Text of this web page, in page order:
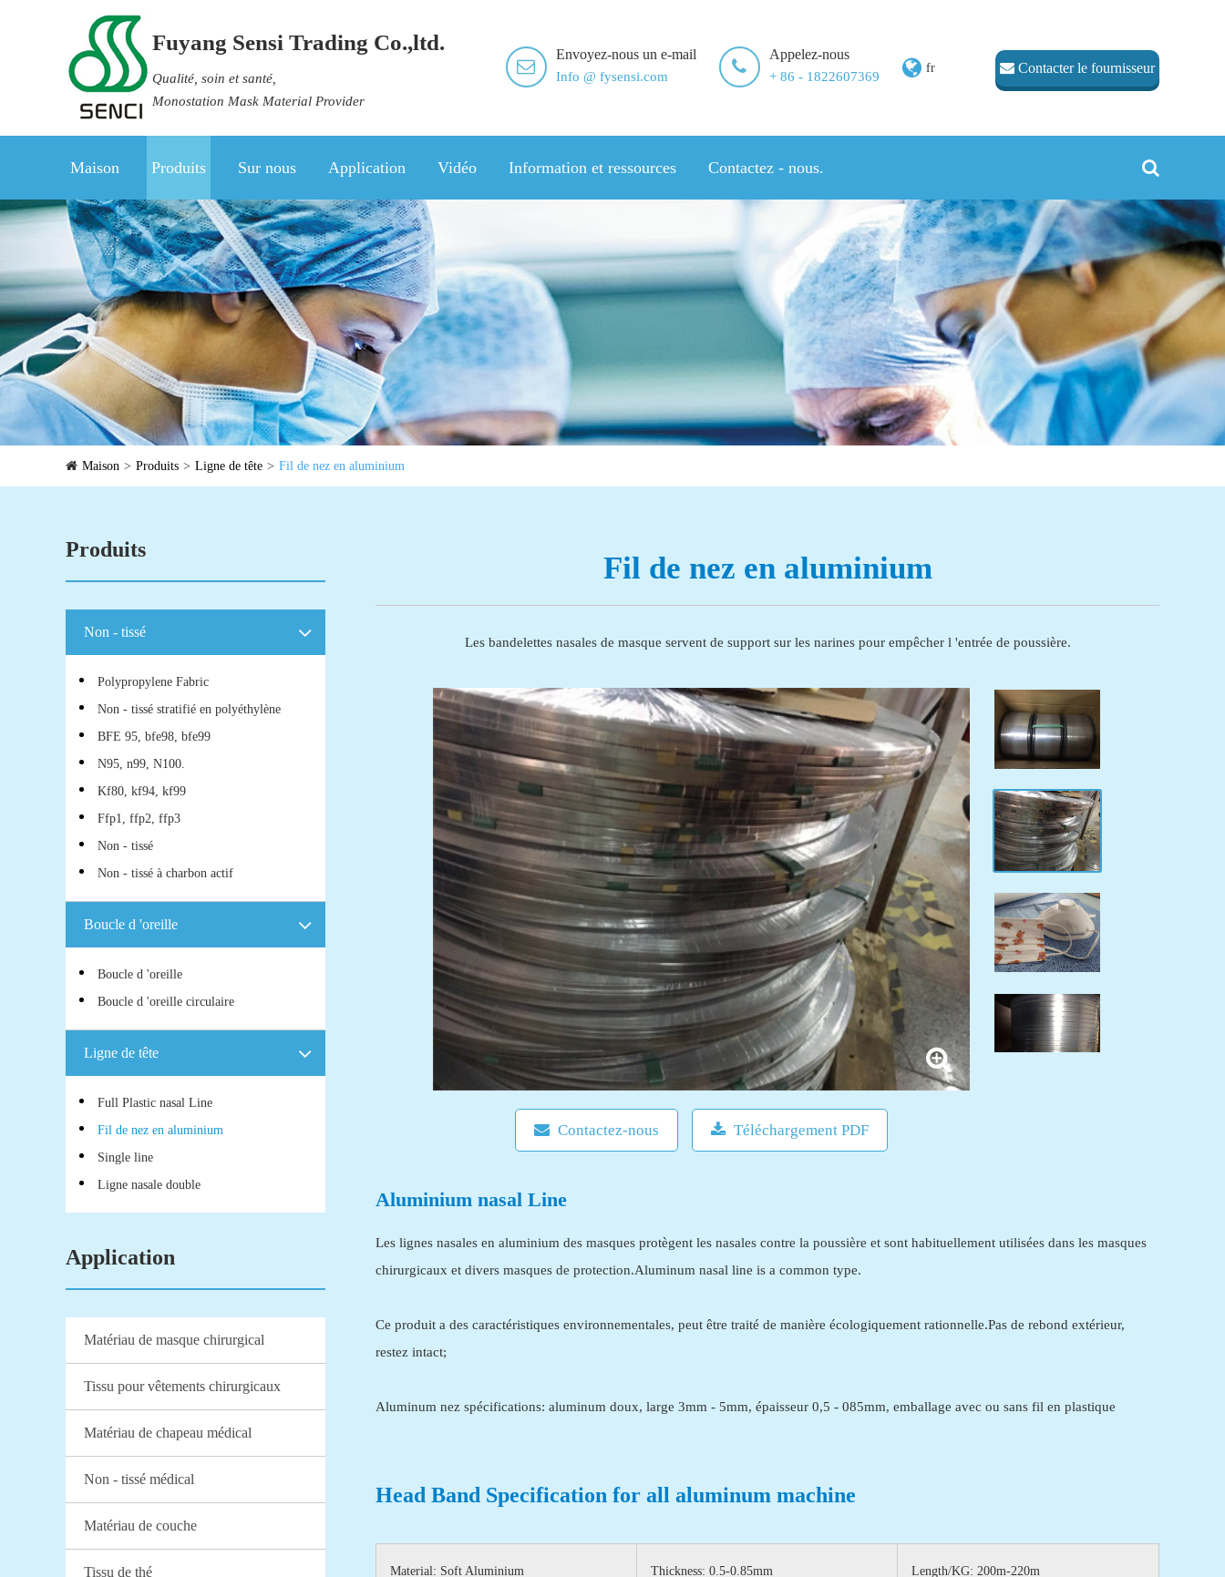
Fuyang Sensi Trading Co.,ltd.
Qualité, soin et santé,
Monostation Mask Material Provider
Envoyez-nous un e-mail
Info @ fysensi.com
Appelez-nous
+ 86 - 1822607369
fr Contacter le fournisseur
Maison Produits Sur nous Application Vidéo Information et ressources Contactez - nous.
Maison Produits Ligne de tête Fil de nez en aluminium
Produits
Non - tissé
Polypropylene Fabric
Non - tissé stratifié en polyéthylène
BFE 95, bfe98, bfe99
N95, n99, N100.
Kf80, kf94, kf99
Ffp1, ffp2, ffp3
Non - tissé
Non - tissé à charbon actif
Boucle d 'oreille
Boucle d 'oreille
Boucle d 'oreille circulaire
Ligne de tête
Full Plastic nasal Line
Fil de nez en aluminium
Single line
Ligne nasale double
Application
Matériau de masque chirurgical
Tissu pour vêtements chirurgicaux
Matériau de chapeau médical
Non - tissé médical
Matériau de couche
Tissu de thé
Fil de nez en aluminium
Les bandelettes nasales de masque servent de support sur les narines pour empêcher l 'entrée de poussière.
Contactez-nous Téléchargement PDF
Aluminium nasal Line
Les lignes nasales en aluminium des masques protègent les nasales contre la poussière et sont habituellement utilisées dans les masques
chirurgicaux et divers masques de protection.Aluminum nasal line is a common type.
Ce produit a des caractéristiques environnementales, peut être traité de manière écologiquement rationnelle.Pas de rebond extérieur,
restez intact;
Aluminum nez spécifications: aluminum doux, large 3mm - 5mm, épaisseur 0,5 - 085mm, emballage avec ou sans fil en plastique
Head Band Specification for all aluminum machine
Material: Soft Aluminium Thickness: 0.5-0.85mm Length/KG: 200m-220m